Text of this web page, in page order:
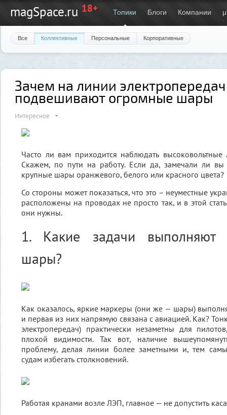
magSpace.ru 18+ Топики Блоги Компании μ
Все Коллективные Персональные Корпоративные
Зачем на линии электропередач
подвешивают огромные шары
Интересное
Часто ли вам приходится наблюдать высоковольтные
Скажем, по пути на работу. Если да, замечали ли
крупные шары оранжевого, белого или красного цвета?
Со стороны может показаться, что это – неуместные
расположены на проводах не просто так, и в этой
они нужны.
1. Какие задачи выполняют
шары?
Как оказалось, яркие маркеры (они же — шары)
и первая из них напрямую связана с авиацией. Как?
электропередач) практически незаметны для
плохой видимости. Так вот, наличие
проблему, делая линии более заметными и, тем
судам избегать столкновений.
Работая кранами возле ЛЭП, главное — не допустить